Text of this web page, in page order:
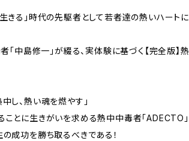
生きる」時代の先駆者として若者達の熱いハートに
「中島修一」が綴る、実体験に基づく【完全版】熱
し、熱い魂を燃やす」
ことに生きがいを求める熱中中毒者「ADECTO」
成功を勝ち取るべきである！